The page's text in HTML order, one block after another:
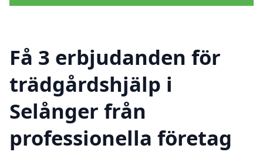
Få 3 erbjudanden för
trädgårdshjälp i
Selånger från
professionella företag